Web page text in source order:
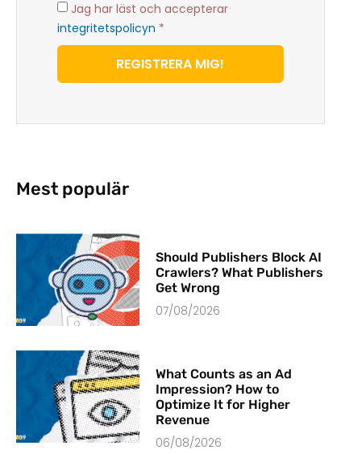
Jag har läst och accepterar
integritetspolicyn *
REGISTRERA MIG!
Mest populär
Should Publishers Block AI
Crawlers? What Publishers
Get Wrong
07/08/2026
What Counts as an Ad
Impression? How to
Optimize It for Higher
Revenue
06/08/2026